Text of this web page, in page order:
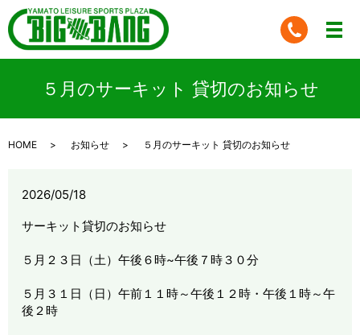
５月のサーキット 貸切のお知らせ
HOME お知らせ ５月のサーキット 貸切のお知らせ
2026/05/18
サーキット貸切のお知らせ
５月２３日（土）午後６時~午後７時３０分
５月３１日（日）午前１１時～午後１２時・午後１時～午
後２時